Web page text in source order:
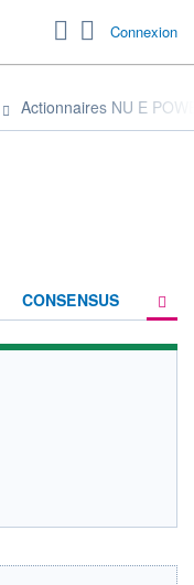
Connexion
Actionnaires NU E
CONSENSUS